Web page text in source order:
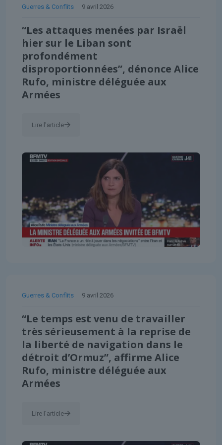
Guerres & Conflits 9 avril 2026
“Les attaques menées par Israël
hier sur le Liban sont
profondément
disproportionnées”, dénonce Alice
Rufo, ministre déléguée aux
Armées
Lire l'article
Guerres & Conflits 9 avril 2026
“Le temps est venu de travailler
très sérieusement à la reprise de
la liberté de navigation dans le
détroit d’Ormuz”, affirme Alice
Rufo, ministre déléguée aux
Armées
Lire l'article